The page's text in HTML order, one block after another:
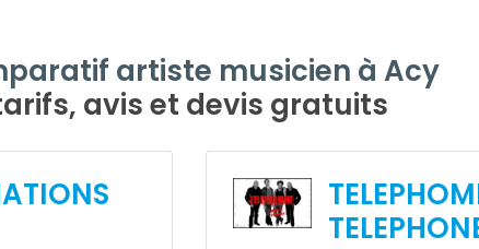
artiste musicien à Acy
avis et devis gratuits